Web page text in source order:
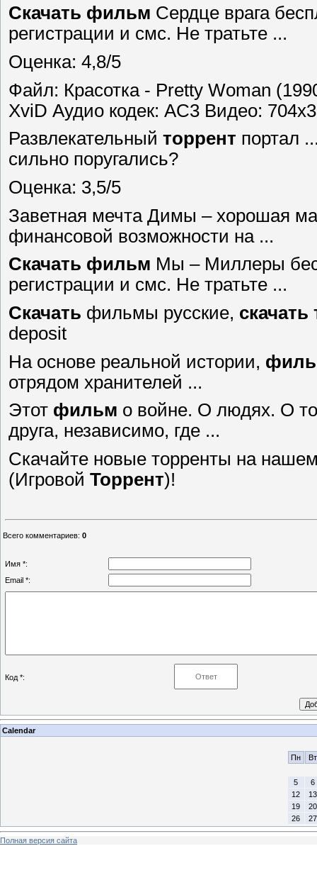
Скачать фильм Сердце врага
регистрации и смс. Не тратьте ...
Оценка: 4,8/5
Файл: Красотка - Pretty Woman
XviD Аудио кодек: AC3 Видео:
Развлекательный торрент портал
сильно поругались?
Оценка: 3,5/5
Заветная мечта Димы – хорошая
финансовой возможности на ...
Скачать фильм Мы – Миллеры
регистрации и смс. Не тратьте ...
Скачать фильмы русские, скачать
deposit
На основе реальной истории,
отрядом хранителей ...
Этот фильм о войне. О людях. О
друга, независимо, где ...
Скачайте новые торренты на
(Игровой Торрент)!
Всего комментариев: 0
Имя *:
Email *:
Код *:
Calendar
Пн Вт
5
6
12
13
19
20
26
27
Полная версия сайта